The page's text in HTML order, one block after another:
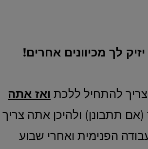
לך מכיוונים אחרים!
להתחיל ללכת ואז אתה
תתבונן) ולהיכן אתה צריך
הפנימית ואחרי שבוע